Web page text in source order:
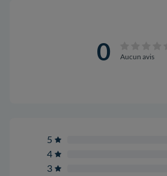
0 Aucun avis
5
4
3